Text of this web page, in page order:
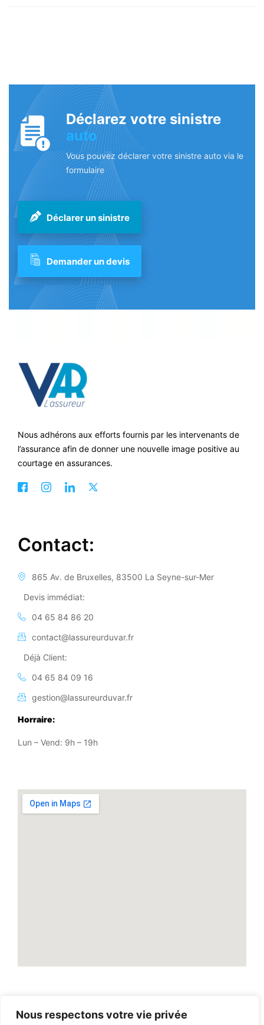
Nous respectons votre vie privée
Déclarez votre sinistre
auto
Vous pouvez déclarer votre sinistre auto via le
formulaire
Déclarer un sinistre
Demander un devis
Nous adhérons aux efforts fournis par les intervenants de
l’assurance afin de donner une nouvelle image positive au
courtage en assurances.
Contact:
865 Av. de Bruxelles, 83500 La Seyne-sur-Mer
Devis immédiat:
04 65 84 86 20
contact@lassureurduvar.fr
Déjà Client:
04 65 84 09 16
gestion@lassureurduvar.fr
Horraire:
Lun – Vend: 9h – 19h